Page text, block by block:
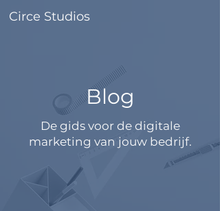
Circe Studios
Blog
De gids voor de digitale
marketing van jouw bedrijf.